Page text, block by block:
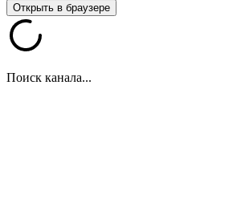
Открыть в браузере
Поиск канала...